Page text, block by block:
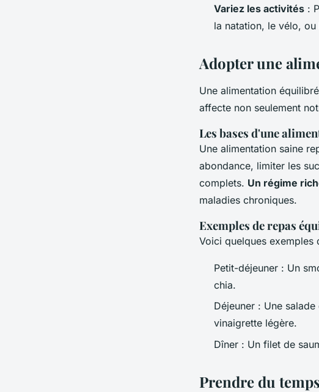
Variez les activités :
la natation, le vélo, ou
Adopter une
Une alimentation
affecte non seulement
Les bases d'une
Une alimentation saine
abondance, limiter les
complets. Un régime
maladies chroniques.
Exemples de repas
Voici quelques
Petit-déjeuner : Un
chia.
Déjeuner : Une
vinaigrette légère.
Dîner : Un filet de
Prendre du